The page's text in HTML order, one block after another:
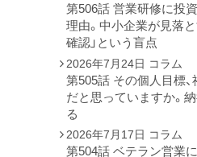
第506話 営業研修に投
理由。中小企業が見落
確認」という盲点
2026年7月24日 コラム
第505話 その個人目標、
だと思っていますか。
る
2026年7月17日 コラム
第504話 ベテラン営業